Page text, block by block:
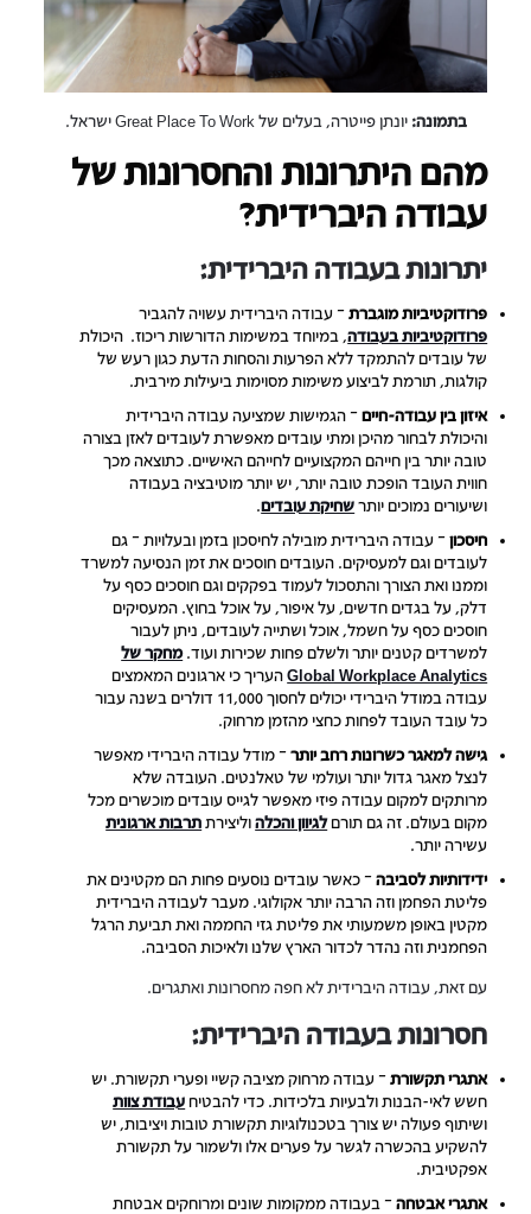
בתמונה: יונתן פייטרה, בעלים של Great Place To Work ישראל.
מהם היתרונות והחסרונות של
עבודה היברידית?
יתרונות בעבודה היברידית:
פרודוקטיביות מוגברת– עבודה היברידית עשויה להגביר
פרודוקטיביות בעבודה, במיוחד במשימות הדורשות ריכוז. היכולת
של עובדים להתמקד ללא הפרעות והסחות הדעת כגון רעש של
קולגות, תורמת לביצוע משימות מסוימות ביעילות מירבית.
איזון בין עבודה-חיים– הגמישות שמציעה עבודה היברידית
והיכולת לבחור מהיכן ומתי עובדים מאפשרת לעובדים לאזן בצורה
טובה יותר בין חייהם המקצועיים לחייהם האישיים. כתוצאה מכך
חווית העובד הופכת טובה יותר, יש יותר מוטיבציה בעבודה
ושיעורים נמוכים יותרשחיקת עובדים.
חיסכון– עבודה היברידית מובילה לחיסכון בזמן ובעלויות – גם
לעובדים וגם למעסיקים. העובדים חוסכים את זמן הנסיעה למשרד
וממנו ואת הצורך והתסכול לעמוד בפקקים וגם חוסכים כסף על
דלק, על בגדים חדשים, על איפור, על אוכל בחוץ. המעסיקים
חוסכים כסף על חשמל, אוכל ושתייה לעובדים, ניתן לעבור
למשרדים קטנים יותר ולשלם פחות שכירות ועוד.מחקר של
Global Workplace Analyticsהעריך כי ארגונים המאמצים
עבודה במודל היברידי יכולים לחסוך 11,000 דולרים בשנה עבור
כל עובד העובד לפחות כחצי מהזמן מרחוק.
גישה למאגר כשרונות רחב יותר– מודל עבודה היברידי מאפשר
לנצל מאגר גדול יותר ועולמי של טאלנטים. העובדה שלא
מרותקים למקום עבודה פיזי מאפשר לגייס עובדים מוכשרים מכל
מקום בעולם. זה גם תורםלגיוון והכלהוליצירתתרבות ארגונית
עשירה יותר.
ידידותיות לסביבה– כאשר עובדים נוסעים פחות הם מקטינים את
פליטת הפחמן וזה הרבה יותר אקולוגי. מעבר לעבודה היברידית
מקטין באופן משמעותי את פליטת גזי החממה ואת תביעת הרגל
הפחמנית וזה נהדר לכדור הארץ שלנו ולאיכות הסביבה.
עם זאת, עבודה היברידית לא חפה מחסרונות ואתגרים.
חסרונות בעבודה היברידית:
אתגרי תקשורת– עבודה מרחוק מציבה קשיי ופערי תקשורת. יש
חשש לאי-הבנות ולבעיות בלכידות. כדי להבטיח עבודת צוות
ושיתוף פעולה יש צורך בטכנולוגיות תקשורת טובות ויציבות, יש
להשקיע בהכשרה לגשר על פערים אלו ולשמור על תקשורת
אפקטיבית.
אתגרי אבטחה– בעבודה ממקומות שונים ומרוחקים אבטחת